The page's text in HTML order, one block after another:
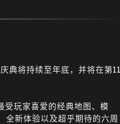
典将持续至年底，并将在第11
受玩家喜爱的经典地图、模
全新体验以及超乎期待的六周